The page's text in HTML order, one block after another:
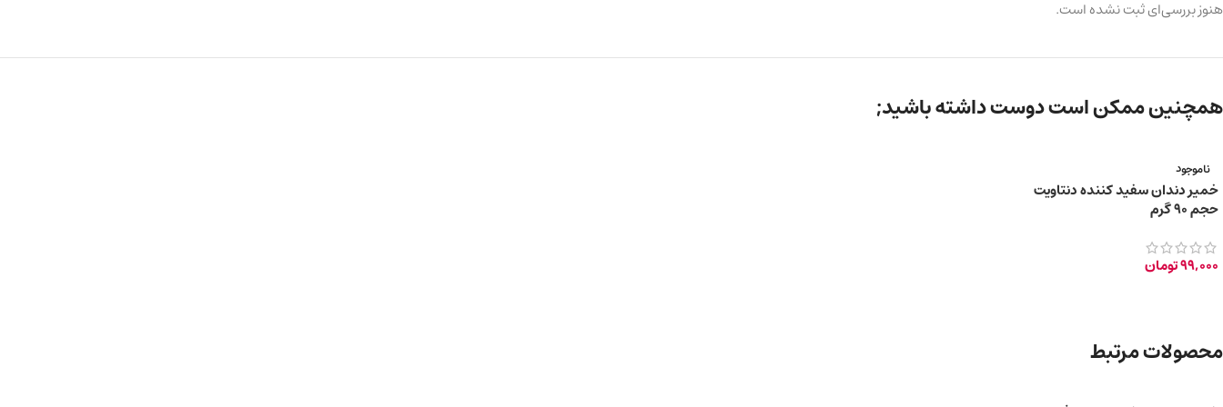
هنوز بررسی‌ای ثبت نشده است.
همچنین ممکن است دوست داشته باشید;
ناموجود
خمیر دندان سفید کننده دنتاویت
حجم 90 گرم
99,000تومان
محصولات مرتبط